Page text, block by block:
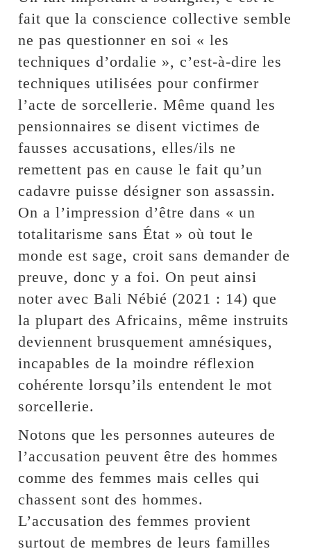
fait que la conscience collective semble
ne pas questionner en soi « les
techniques d’ordalie », c’est-à-dire les
techniques utilisées pour confirmer
l’acte de sorcellerie. Même quand les
pensionnaires se disent victimes de
fausses accusations, elles/ils ne
remettent pas en cause le fait qu’un
cadavre puisse désigner son assassin.
On a l’impression d’être dans « un
totalitarisme sans État » où tout le
monde est sage, croit sans demander de
preuve, donc y a foi. On peut ainsi
noter avec Bali Nébié (2021 : 14) que
la plupart des Africains, même instruits
deviennent brusquement amnésiques,
incapables de la moindre réflexion
cohérente lorsqu’ils entendent le mot
sorcellerie.
Notons que les personnes auteures de
l’accusation peuvent être des hommes
comme des femmes mais celles qui
chassent sont des hommes.
L’accusation des femmes provient
surtout de membres de leurs familles